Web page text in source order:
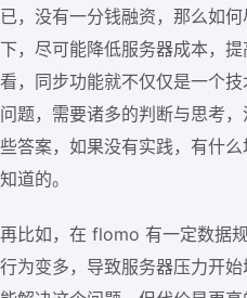
已，没有一分钱融资，那么如
下，尽可能降低服务器成本，
看，同步功能就不仅仅是一个
问题，需要诸多的判断与思考
些答案，如果没有实践，有什
知道的。
再比如，在 flomo 有一定数据
行为变多，导致服务器压力开